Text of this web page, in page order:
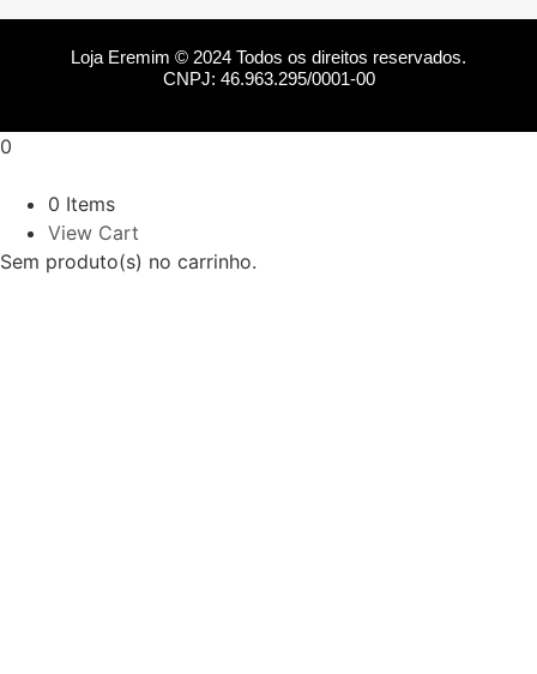
Loja Eremim © 2024 Todos os direitos reservados.
CNPJ: 46.963.295/0001-00
0
0 Items
View Cart
Sem produto(s) no carrinho.